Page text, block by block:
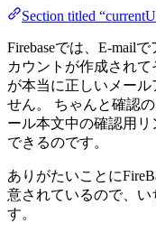
Section titled
Firebaseでは、E-mail
カウントが作成され
が本当に正しいメー
せん。 ちゃんと確認
ール本文中の確認用
できるのです。
ありがたいことに
意されているので、い
す。